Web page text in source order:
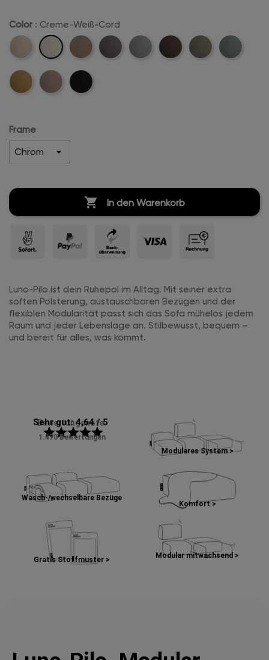
Color : Creme-Weiß-Cord
Beige-
Creme-
Weiß-
Cord
Sand-
Anthrazit-Hellgrau-Dunkelbraun-
Khaki-
Mintgreen-
Mustard-Rosa-
Schwarz-
Frame
 In den Warenkorb
Luno-Pilo ist dein Ruhepol im Alltag. Mit seiner extra
soften Polsterung, austauschbaren Bezügen und der
flexiblen Modularität passt sich das Sofa mühelos jedem
Raum und jeder Lebenslage an. Stilbewusst, bequem –
und bereit für alles, was kommt.
Bewertungsnote:
Sehr gut: 4,64 / 5
starstarstarstarstar
1.470 Bewertungen
Modulares System >
Wasch-/wechselbare Bezüge
Komfort >
Gratis Stoffmuster >
Modular mitwachsend >